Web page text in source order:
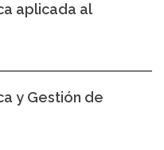
aplicada al
y Gestión de